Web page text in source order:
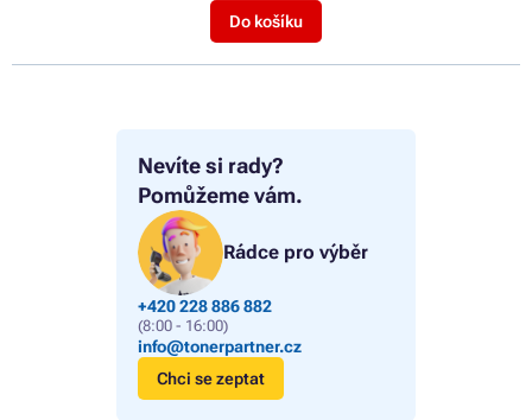
Nevíte si rady?
Pomůžeme vám.
Rádce pro výběr
+420 228 886 882
(8:00 - 16:00)
info@tonerpartner.cz
Chci se zeptat
Do košíku